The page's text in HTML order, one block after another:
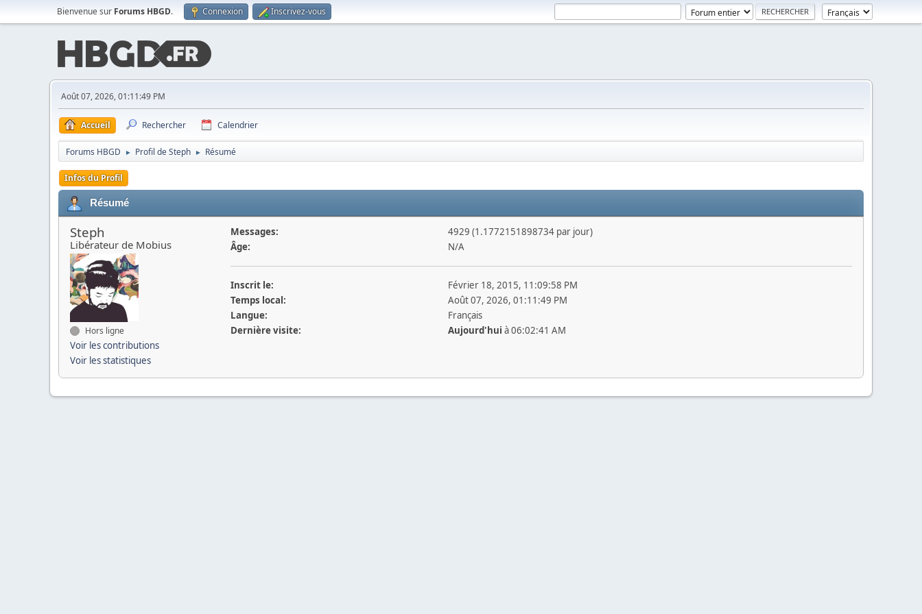
Bienvenue sur Forums HBGD. Connexion Inscrivez-vous
Août 07, 2026, 01:11:49 PM
Accueil Rechercher Calendrier
Forums HBGD ► Profil de Steph ► Résumé
Infos du Profil
Résumé
Steph
Libérateur de Mobius
Hors ligne
Voir les contributions
Voir les statistiques
Messages:
4929 (1.1772151898734 par jour)
Âge:
N/A
Inscrit le:
Février 18, 2015, 11:09:58 PM
Temps local:
Août 07, 2026, 01:11:49 PM
Langue:
Français
Dernière visite:
Aujourd'hui à 06:02:41 AM